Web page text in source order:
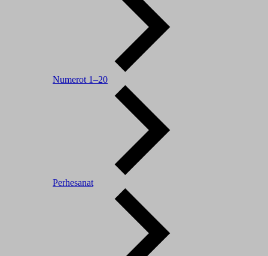
Numerot 1–20
Perhesanat